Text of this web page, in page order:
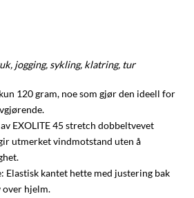
jogging, sykling, klatring, tur
120 gram, noe som gjør den ideell for
EXOLITE 45 stretch dobbeltvevet
utmerket vindmotstand uten å
Elastisk kantet hette med justering bak
over hjelm.